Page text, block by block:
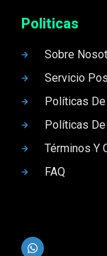
Politicas
Sobre
Servicio
Políticas
Políticas
Términos Y
FAQ